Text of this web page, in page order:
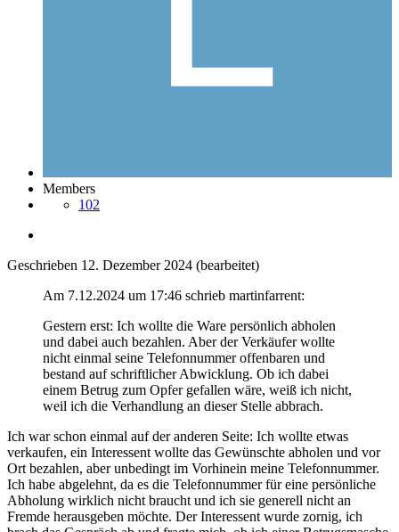
Members
102
Geschrieben 12. Dezember 2024 (bearbeitet)
Am 7.12.2024 um 17:46 schrieb martinfarrent:
Gestern erst: Ich wollte die Ware persönlich abholen
und dabei auch bezahlen. Aber der Verkäufer wollte
nicht einmal seine Telefonnummer offenbaren und
bestand auf schriftlicher Abwicklung. Ob ich dabei
einem Betrug zum Opfer gefallen wäre, weiß ich nicht,
weil ich die Verhandlung an dieser Stelle abbrach.
Ich war schon einmal auf der anderen Seite: Ich wollte etwas
verkaufen, ein Interessent wollte das Gewünschte abholen und vor
Ort bezahlen, aber unbedingt im Vorhinein meine Telefonnummer.
Ich habe abgelehnt, da es die Telefonnummer für eine persönliche
Abholung wirklich nicht braucht und ich sie generell nicht an
Fremde herausgeben möchte. Der Interessent wurde zornig, ich